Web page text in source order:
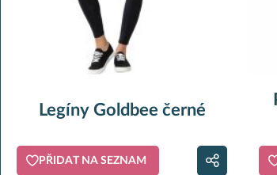
Legíny Goldbee černé
PŘIDAT NA SEZNAM